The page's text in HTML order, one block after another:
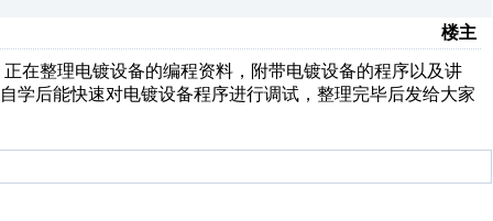
楼主
整理电镀设备的编程资料，附带电镀设备的程序以及讲
学后能快速对电镀设备程序进行调试，整理完毕后发给大家